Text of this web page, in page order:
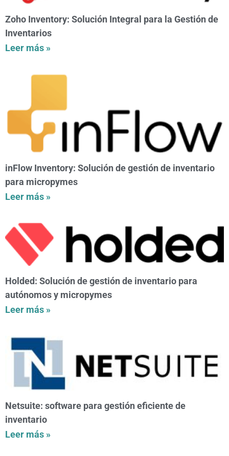
Zoho Inventory: Solución Integral para la Gestión de
Inventarios
Leer más »
inFlow Inventory: Solución de gestión de inventario
para micropymes
Leer más »
Holded: Solución de gestión de inventario para
autónomos y micropymes
Leer más »
Netsuite: software para gestión eficiente de
inventario
Leer más »